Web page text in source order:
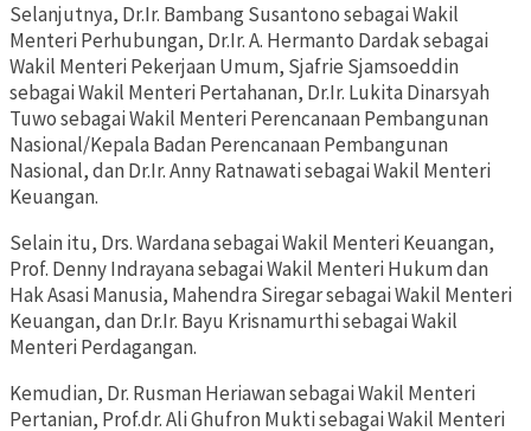
Selanjutnya, Dr.Ir. Bambang Susantono sebagai Wakil
Menteri Perhubungan, Dr.Ir. A. Hermanto Dardak sebagai
Wakil Menteri Pekerjaan Umum, Sjafrie Sjamsoeddin
sebagai Wakil Menteri Pertahanan, Dr.Ir. Lukita Dinarsyah
Tuwo sebagai Wakil Menteri Perencanaan Pembangunan
Nasional/Kepala Badan Perencanaan Pembangunan
Nasional, dan Dr.Ir. Anny Ratnawati sebagai Wakil Menteri
Keuangan.
Selain itu, Drs. Wardana sebagai Wakil Menteri Keuangan,
Prof. Denny Indrayana sebagai Wakil Menteri Hukum dan
Hak Asasi Manusia, Mahendra Siregar sebagai Wakil Menteri
Keuangan, dan Dr.Ir. Bayu Krisnamurthi sebagai Wakil
Menteri Perdagangan.
Kemudian, Dr. Rusman Heriawan sebagai Wakil Menteri
Pertanian, Prof.dr. Ali Ghufron Mukti sebagai Wakil Menteri